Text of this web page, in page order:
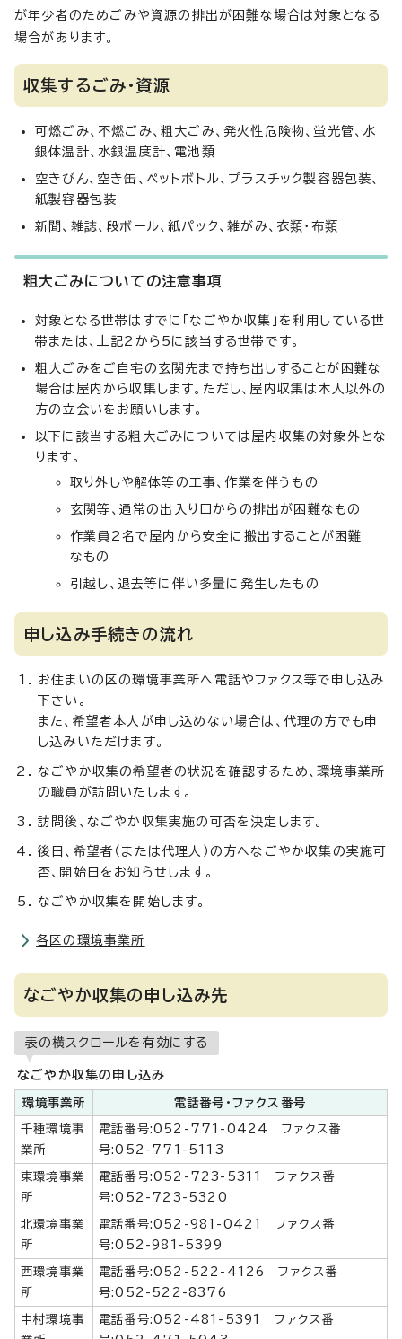
が年少者のためごみや資源の排出が困難な場合は対象となる
場合があります。
収集するごみ・資源
可燃ごみ、不燃ごみ、粗大ごみ、発火性危険物、蛍光管、水
銀体温計、水銀温度計、電池類
空きびん、空き缶、ペットボトル、プラスチック製容器包装、
紙製容器包装
新聞、雑誌、段ボール、紙パック、雑がみ、衣類・布類
粗大ごみについての注意事項
対象となる世帯はすでに「なごやか収集」を利用している世
帯または、上記2から5に該当する世帯です。
粗大ごみをご自宅の玄関先まで持ち出しすることが困難な
場合は屋内から収集します。ただし、屋内収集は本人以外の
方の立会いをお願いします。
以下に該当する粗大ごみについては屋内収集の対象外とな
ります。
取り外しや解体等の工事、作業を伴うもの
玄関等、通常の出入り口からの排出が困難なもの
作業員2名で屋内から安全に搬出することが困難
なもの
引越し、退去等に伴い多量に発生したもの
申し込み手続きの流れ
お住まいの区の環境事業所へ電話やファクス等で申し込み
下さい。
また、希望者本人が申し込めない場合は、代理の方でも申
し込みいただけます。
なごやか収集の希望者の状況を確認するため、環境事業所
の職員が訪問いたします。
訪問後、なごやか収集実施の可否を決定します。
後日、希望者（または代理人）の方へなごやか収集の実施可
否、開始日をお知らせします。
なごやか収集を開始します。
各区の環境事業所
なごやか収集の申し込み先
表の横スクロールを有効にする
なごやか収集の申し込み
環境事業所 電話番号・ファクス番号
千種環境事
業所
電話番号:052-771-0424 ファクス番
号:052-771-5113
東環境事業
所
電話番号:052-723-5311 ファクス番
号:052-723-5320
北環境事業
所
電話番号:052-981-0421 ファクス番
号:052-981-5399
西環境事業
所
電話番号:052-522-4126 ファクス番
号:052-522-8376
中村環境事
電話番号:052-481-5391 ファクス番